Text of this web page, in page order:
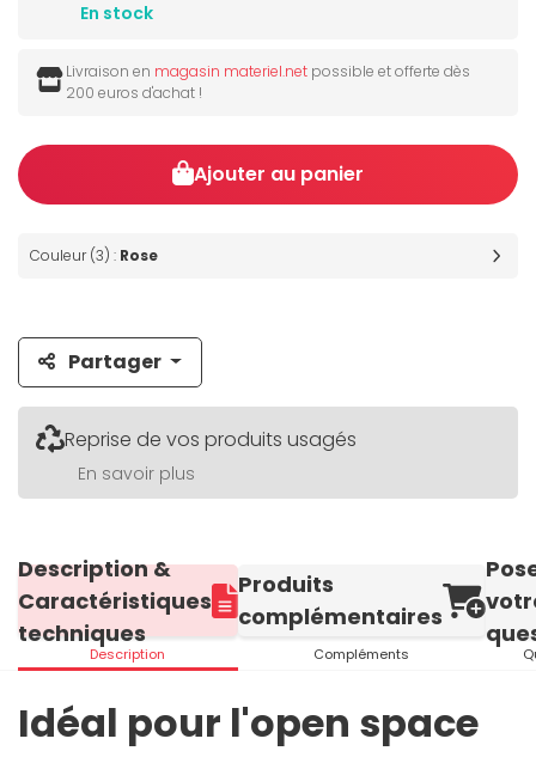
En stock
Livraison en magasin materiel.net possible et offerte dès
200 euros d'achat !
Ajouter au panier
Couleur (3) : Rose
Partager
Reprise de vos produits usagés
En savoir plus
Description &
Caractéristiques
techniques
Description
Produits
complémentaires
Compléments
Idéal pour l'open space